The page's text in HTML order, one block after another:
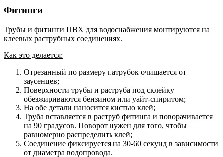
Фитинги
Трубы и фитинги ПВХ для водоснабжения монтируются на
клеевых раструбных соединениях.
Как это делается:
Отрезанный по размеру патрубок очищается от
заусенцев;
Поверхности трубы и раструба под склейку
обезжириваются бензином или уайт-спиритом;
На обе детали наносится кистью клей;
Труба вставляется в раструб фитинга и поворачивается
на 90 градусов. Поворот нужен для того, чтобы
равномерно распределить клей;
Соединение фиксируется на 30-60 секунд в зависимости
от диаметра водопровода.